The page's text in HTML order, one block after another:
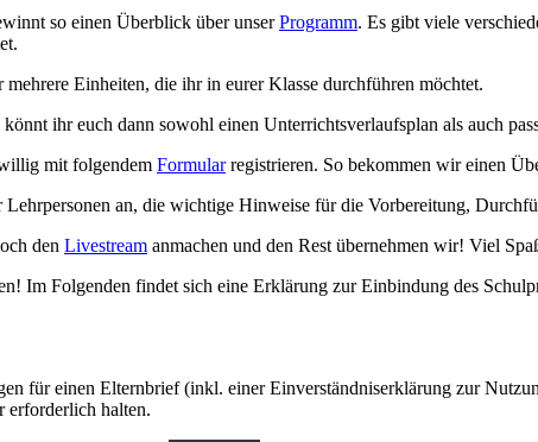
so einen Überblick über unserProgramm. Es gibt viele
mehrere Einheiten, die ihr in eurer Klasse durchführen möchtet.
ihr euch dann sowohl einen Unterrichtsverlaufsplan als auch
mit folgendem Formularregistrieren. So bekommen wir einen
Lehrpersonen an, die wichtige Hinweise für die Vorbereitung,
den Livestream anmachen und den Rest übernehmen wir! Viel
Im Folgenden findet sich eine Erklärung zur Einbindung des
für einen Elternbrief (inkl. einer Einverständniserklärung zur
erforderlich halten.